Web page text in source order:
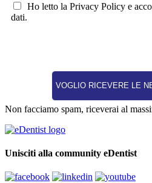
Ho letto la Privacy Policy e
dati.
Non facciamo spam, riceverai al
Unisciti alla community eDentist